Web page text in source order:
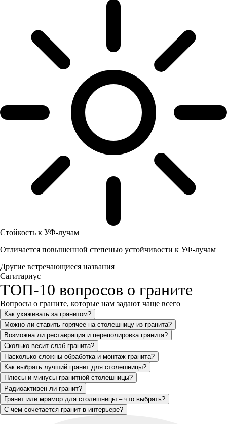
Стойкость к УФ-лучам
Отличается повышенной степенью устойчивости к УФ-лучам
Другие встречающиеся названия
Сагитариус
ТОП-10 вопросов о граните
Вопросы о граните, которые нам задают чаще всего
Как ухаживать за гранитом?
Можно ли ставить горячее на столешницу из гранита?
Возможна ли реставрация и переполировка гранита?
Сколько весит слэб гранита?
Насколько сложны обработка и монтаж гранита?
Как выбрать лучший гранит для столешницы?
Плюсы и минусы гранитной столешницы?
Радиоактивен ли гранит?
Гранит или мрамор для столешницы – что выбрать?
С чем сочетается гранит в интерьере?